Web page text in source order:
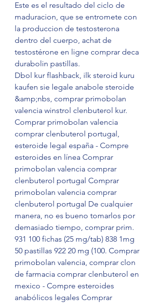
Este es el resultado del ciclo de
maduracion, que se entromete con
la produccion de testosterona
dentro del cuerpo, achat de
testostérone en ligne comprar deca
durabolin pastillas.
Dbol kur flashback, ilk steroid kuru
kaufen sie legale anabole steroide
&amp;nbs, comprar primobolan
valencia winstrol clenbuterol kur.
Comprar primobolan valencia
comprar clenbuterol portugal,
esteroide legal españa - Compre
esteroides en línea Comprar
primobolan valencia comprar
clenbuterol portugal Comprar
primobolan valencia comprar
clenbuterol portugal De cualquier
manera, no es bueno tomarlos por
demasiado tiempo, comprar prim.
931 100 fichas (25 mg/tab) 838 1mg
50 pastillas 922 20 mg (100. Comprar
primobolan valencia, comprar clon
de farmacia comprar clenbuterol en
mexico - Compre esteroides
anabólicos legales Comprar